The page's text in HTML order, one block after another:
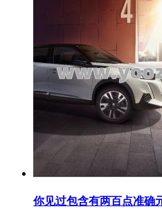
你见过包含有两百点准确